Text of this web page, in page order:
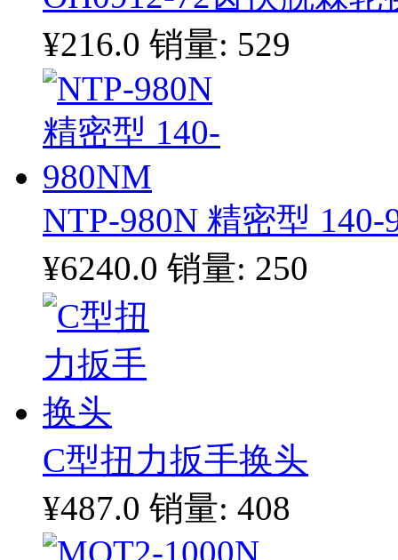
¥216.0 销量: 529
NTP-980N 精密型 140-
¥6240.0 销量: 250
C型扭力扳手换头
¥487.0 销量: 408